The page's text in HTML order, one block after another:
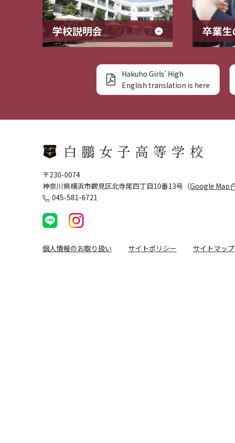
学校説明会 卒業生
Hakuho Girls’ High
English translation is here
〒230-0074
神奈川県横浜市鶴見区北寺尾四丁目10番13号（Google Map
045-581-6721
個人情報のお取り扱い サイトポリシー サイトマップ